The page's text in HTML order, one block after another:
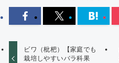
ビワ（枇杷）【家庭でも
栽培しやすいバラ科果